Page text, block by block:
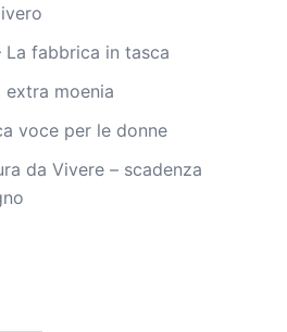
La fabbrica in tasca
extra moenia
voce per le donne
da Vivere – scadenza